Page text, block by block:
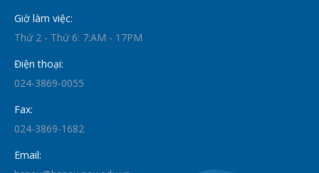
Giờ làm việc:
Thứ 2 - Thứ 6: 7:AM - 17PM
Điện thoại:
024-3869-0055
Fax:
024-3869-1682
Email: